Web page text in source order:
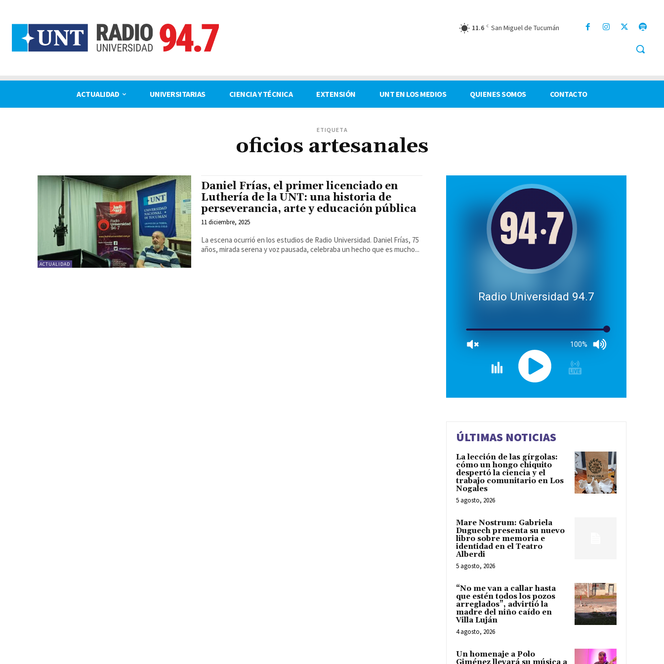
11.6 C San Miguel de Tucumán
ACTUALIDAD UNIVERSITARIAS CIENCIA Y TÉCNICA EXTENSIÓN UNT EN LOS MEDIOS QUIENES SOMOS CONTACTO
ETIQUETA
oficios artesanales
ACTUALIDAD
Daniel Frías, el primer licenciado en
Luthería de la UNT: una historia de
perseverancia, arte y educación pública
11 diciembre, 2025
La escena ocurrió en los estudios de Radio Universidad. Daniel Frías, 75
años, mirada serena y voz pausada, celebraba un hecho que es mucho...
Radio Universidad 94.7
100%
ÚLTIMAS NOTICIAS
La lección de las gírgolas:
cómo un hongo chiquito
despertó la ciencia y el
trabajo comunitario en Los
Nogales
5 agosto, 2026
Mare Nostrum: Gabriela
Duguech presenta su nuevo
libro sobre memoria e
identidad en el Teatro
Alberdi
5 agosto, 2026
“No me van a callar hasta
que estén todos los pozos
arreglados”, advirtió la
madre del niño caído en
Villa Luján
4 agosto, 2026
Un homenaje a Polo